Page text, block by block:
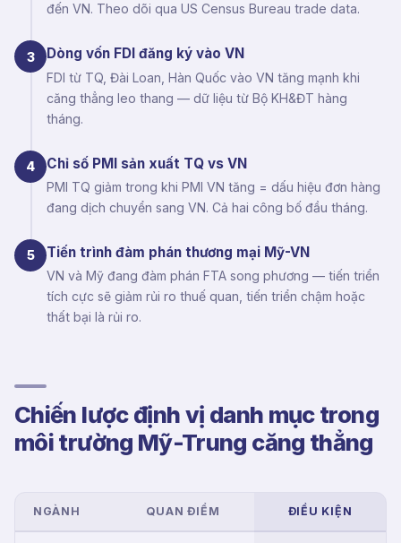
đến VN. Theo dõi qua US Census Bureau trade data.
3 Dòng vốn FDI đăng ký vào VN
FDI từ TQ, Đài Loan, Hàn Quốc vào VN tăng mạnh khi
căng thẳng leo thang — dữ liệu từ Bộ KH&ĐT hàng
tháng.
4 Chỉ số PMI sản xuất TQ vs VN
PMI TQ giảm trong khi PMI VN tăng = dấu hiệu đơn hàng
đang dịch chuyển sang VN. Cả hai công bố đầu tháng.
5 Tiến trình đàm phán thương mại Mỹ-VN
VN và Mỹ đang đàm phán FTA song phương — tiến triển
tích cực sẽ giảm rủi ro thuế quan, tiến triển chậm hoặc
thất bại là rủi ro.
Chiến lược định vị danh mục trong
môi trường Mỹ-Trung căng thẳng
NGÀNH QUAN ĐIỂM ĐIỀU KIỆN